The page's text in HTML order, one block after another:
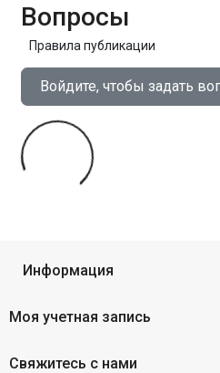
Вопросы
Правила публикации
Войдите, чтобы задать
Информация
Моя учетная запись
Свяжитесь с нами